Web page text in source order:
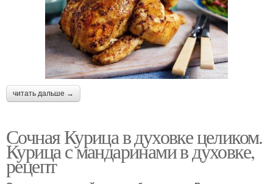
читать дальше →
Сочная Курица в духовке целиком.
Курица с мандаринами в духовке,
рецепт